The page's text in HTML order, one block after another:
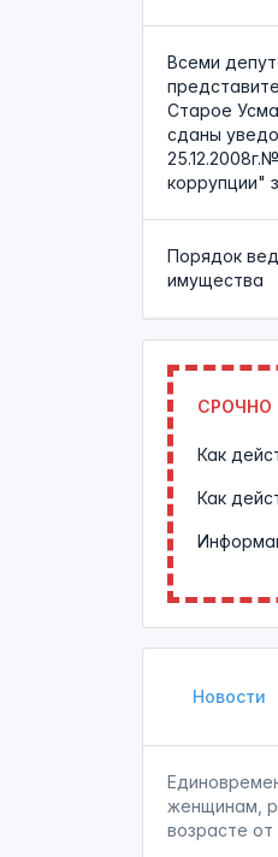
Всеми
Старое
сданы
коррупции"
Порядок
имущества
СРОЧНО
Как
Как
Новости
женщинам,
возрасте